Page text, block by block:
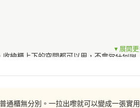
納櫃上下的空間都可以用，不會受任何阻
櫃、餐邊櫃、廚櫃或書櫃等。伸縮枱的枱面
伸縮枱五金詳細的整合方式，歡迎和我們的
通櫃無分別。一拉出嚟就可以變成一張實用